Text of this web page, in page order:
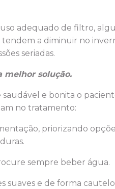
adequado de filtro,
a diminuir no
seriadas.
melhor solução.
saudável e bonita o
no tratamento:
priorizando
sempre beber água.
suaves e de forma